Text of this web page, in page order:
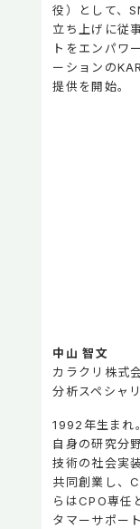
役）として、
立ち上げに従
トをエンパワ
ーションの
提供を開始。
中山 智文
カラクリ株式
分析スペシャ
1992年生まれ
自身の研究分
技術の社会実
共同創業し、
らはCPO専任
タマーサポー